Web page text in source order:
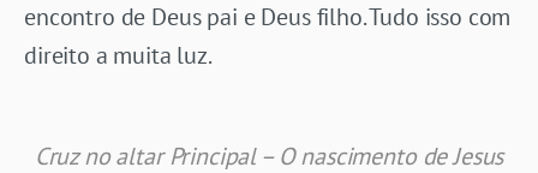
encontro de Deus pai e Deus filho. Tudo isso com
direito a muita luz.
Cruz no altar Principal – O nascimento de Jesus